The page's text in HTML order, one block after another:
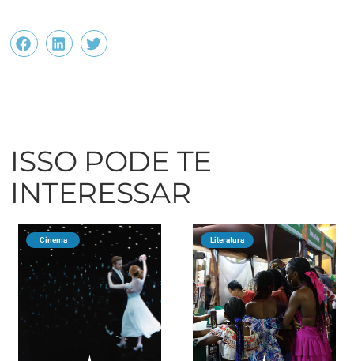
ISSO PODE TE
INTERESSAR
Cinema Literatura